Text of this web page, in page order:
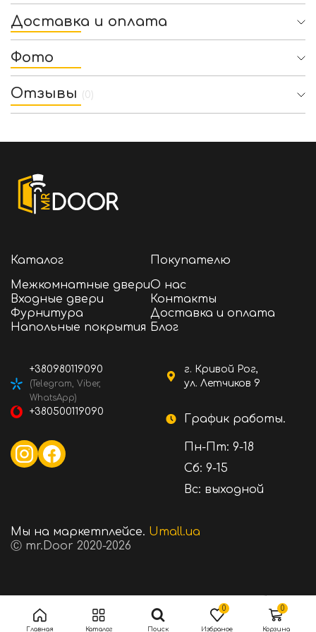
Главная Каталог Поиск
0
Избраное
0
Корзина
Доставка и оплата
Фото
Отзывы (0)
Каталог
Межкомнатные двери
Входные двери
Фурнитура
Напольные покрытия
Покупателю
О нас
Контакты
Доставка и оплата
Блог
г. Кривой Рог,
ул. Летчиков 9
График работы.
Пн-Пт: 9-18
Сб: 9-15
Вс: выходной
+380980119090
(Telegram, Viber,
WhatsApp)
+380500119090
Ⓒ mr.Door 2020-2026
Мы на маркетплейсе. Umall.ua